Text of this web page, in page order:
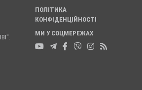
ПОЛІТИКА
КОНФІДЕНЦІЙНОСТІ
МИ У СОЦМЕРЕЖАХ